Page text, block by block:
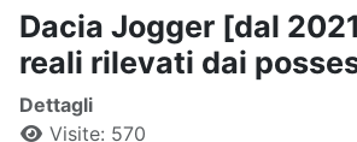
Dacia Jogger [dal
reali rilevati dai
Dettagli
Visite: 570